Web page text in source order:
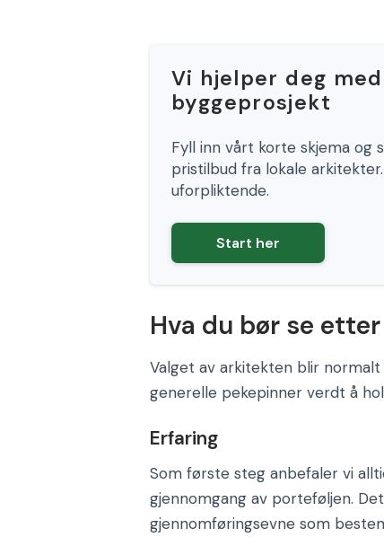
Vi hjelper deg
byggeprosjekt
Fyll inn vårt korte skjema og
pristilbud fra lokale
uforpliktende.
Start her
Hva du bør se etter
Valget av arkitekten blir
generelle pekepinner verdt å
Erfaring
Som første steg anbefaler vi
gjennomgang av porteføljen.
gjennomføringsevne som